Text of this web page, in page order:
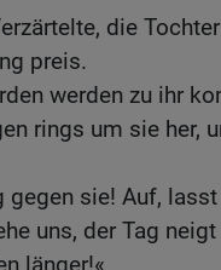
die
preis.
werden zu ihr
rings um sie her,
gegen sie! Auf,
uns, der Tag